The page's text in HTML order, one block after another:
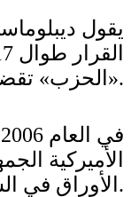
«الحزب» تقضي بتجنّب «حرب المساندة» في الجنوب، لأنها منحت إسرائيل فرصة لفرض اتفاق أكثر سوءاً.
الأوراق في الشرق الأوسط، بعد أحداث 11 أيلول 2001. وكانت حرب العراق وإسقاط صدام حسين، في العام 2003، أولى خطواته التنفيذية.